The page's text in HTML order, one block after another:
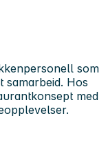
som
samarbeid. Hos
med